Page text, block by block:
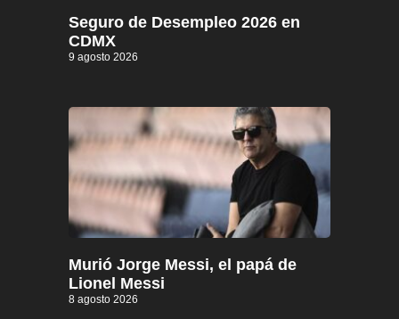
Seguro de Desempleo 2026 en
CDMX
9 agosto 2026
Murió Jorge Messi, el papá de
Lionel Messi
8 agosto 2026